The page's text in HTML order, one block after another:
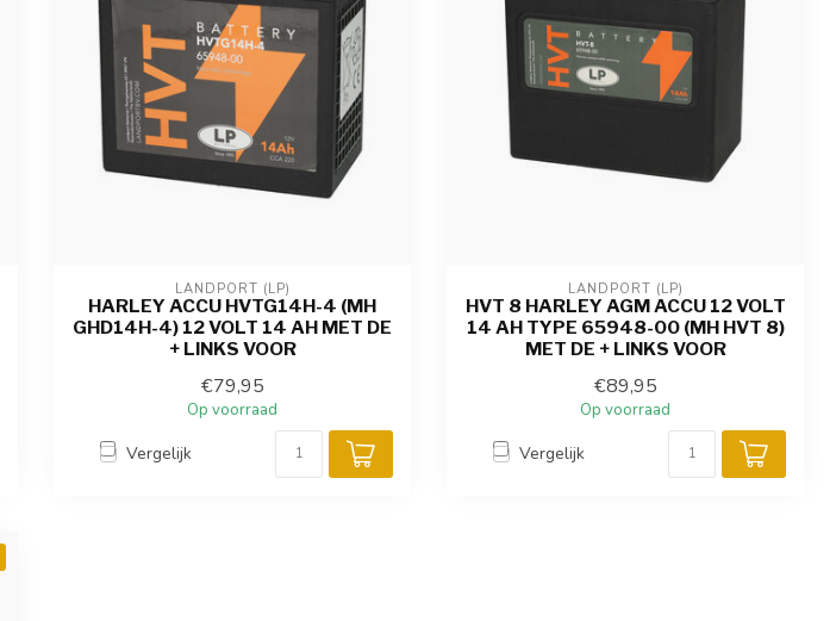
LANDPORT (LP)
HARLEY ACCU HVTG14H-4 (MH
GHD14H-4) 12 VOLT 14 AH MET DE
+ LINKS VOOR
€79,95
Op voorraad
Vergelijk
LANDPORT (LP)
HVT 8 HARLEY AGM ACCU 12 VOLT
14 AH TYPE 65948-00 (MH HVT 8)
MET DE + LINKS VOOR
€89,95
Op voorraad
Vergelijk